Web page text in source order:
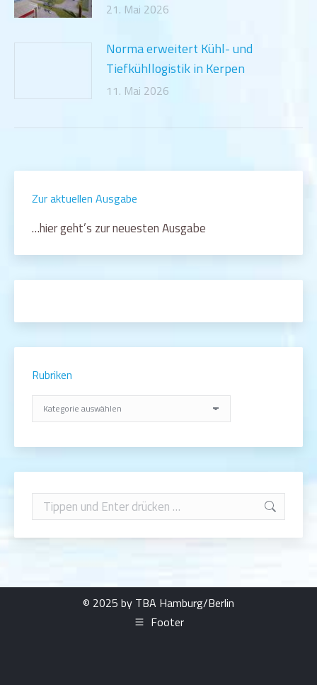
21. Mai 2026
Norma erweitert Kühl- und
Tiefkühllogistik in Kerpen
11. Mai 2026
Zur aktuellen Ausgabe
…hier geht’s zur neuesten Ausgabe
Rubriken
Rubriken
Search:
© 2025 by TBA Hamburg/Berlin
Footer